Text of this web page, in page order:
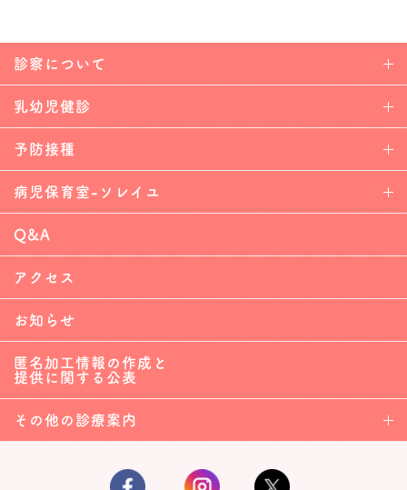
診察について
乳幼児健診
予防接種
病児保育室-ソレイユ
Q&A
アクセス
お知らせ
匿名加工情報の作成と
提供に関する公表
その他の診療案内